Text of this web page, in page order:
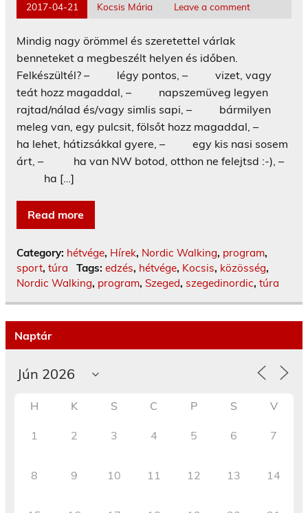
2017-04-21 Kocsis Mária Leave a comment
Mindig nagy örömmel és szeretettel várlak
benneteket a megbeszélt helyen és időben.
Felkészültél? – légy pontos, – vizet, vagy
teát hozz magaddal, – napszemüveg legyen
rajtad/nálad és/vagy simlis sapi, – bármilyen
meleg van, egy pulcsit, fölsőt hozz magaddal, –
ha lehet, hátizsákkal gyere, – egy kis nasi sosem
árt, – ha van NW botod, otthon ne felejtsd :-), –
ha […]
Read more
Category: hétvége, Hírek, Nordic Walking, program,
sport, túra Tags: edzés, hétvége, Kocsis, közösség,
Nordic Walking, program, Szeged, szegedinordic, túra
Naptár
H K S C P S V
1 2 3 4 5 6 7
8 9 10 11 12 13 14